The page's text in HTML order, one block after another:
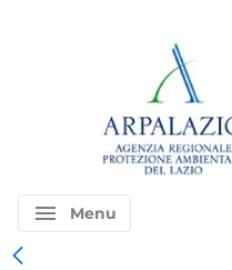
menu Menu